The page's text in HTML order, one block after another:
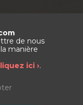
de nous
manière
ici ›.